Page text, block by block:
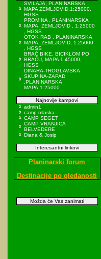
SVILAJA, PLANINARSKA
MAPA ZEMLJOVID,1:25000,
HGSS
PROMINA , PLANINARSKA
MAPA, ZEMLJOVID , 1:25000
, HGSS
OTOK RAB , PLANINARSKA
MAPA, ZEMLJOVID, 1:25000
, HGSS
BRAČ BIKE, BICIKLOM PO
BRAČU, MAPA 1:45000,
HGSS
DINARA-TROGLAVSKA
SKUPINA-ZAPAD
,PLANINARSKA
MAPA,1:25000
Najnovije kampovi
admin1
camp mlaska
CAMP SEGET
CAMP VRANJICA
BELVEDERE
Diana & Josip
Interesantni linkovi
Planinarski forum
Destinacije po gledanosti
Možda će Vas zanimati